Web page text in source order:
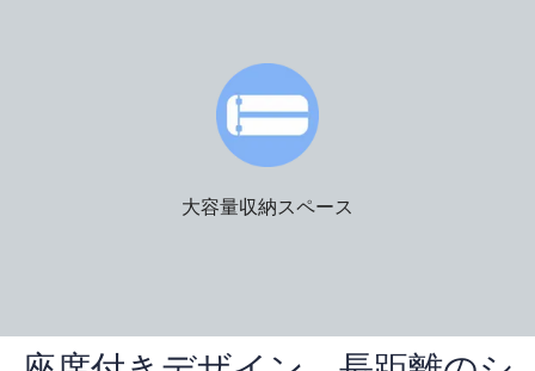
大容量収納スペース